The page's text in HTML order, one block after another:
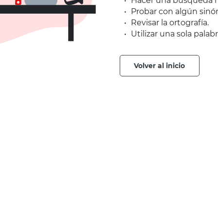
Probar con algún
Revisar la ortografía.
Utilizar una sola
volver al inicio